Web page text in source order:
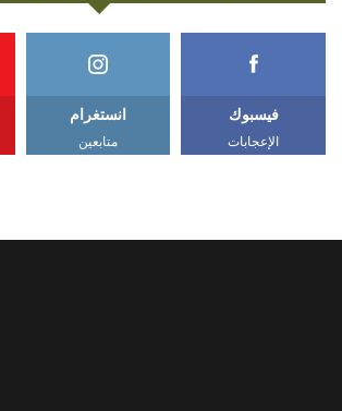
فيسبوك
الإعجابات
انستغرام
متابعين